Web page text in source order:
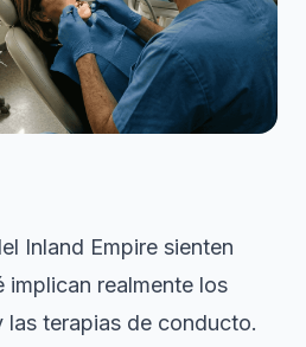
Inland Empire sienten
realmente los
las terapias de conducto.